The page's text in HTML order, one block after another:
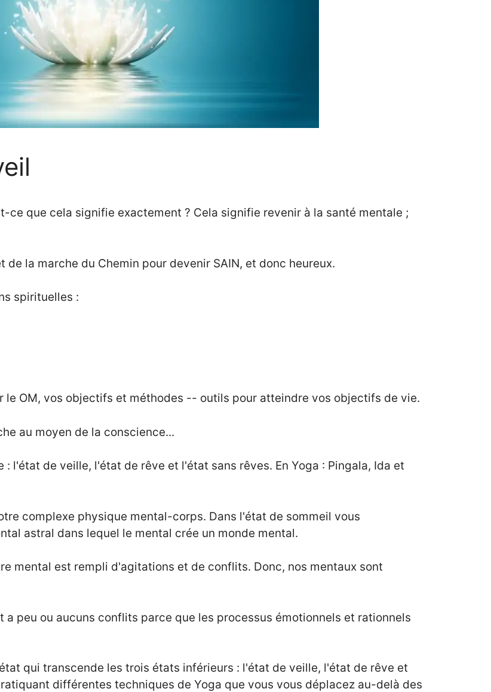
ce que cela signifie exactement ? Cela signifie revenir à la santé mentale ;
la marche du Chemin pour devenir SAIN, et donc heureux.
spirituelles :
le OM, vos objectifs et méthodes -- outils pour atteindre vos objectifs de vie.
au moyen de la conscience...
l'état de veille, l'état de rêve et l'état sans rêves. En Yoga : Pingala, Ida et
complexe physique mental-corps. Dans l'état de sommeil vous
astral dans lequel le mental crée un monde mental.
mental est rempli d'agitations et de conflits. Donc, nos mentaux sont
peu ou aucuns conflits parce que les processus émotionnels et rationnels
qui transcende les trois états inférieurs : l'état de veille, l'état de rêve et
différentes techniques de Yoga que vous vous déplacez au-delà des